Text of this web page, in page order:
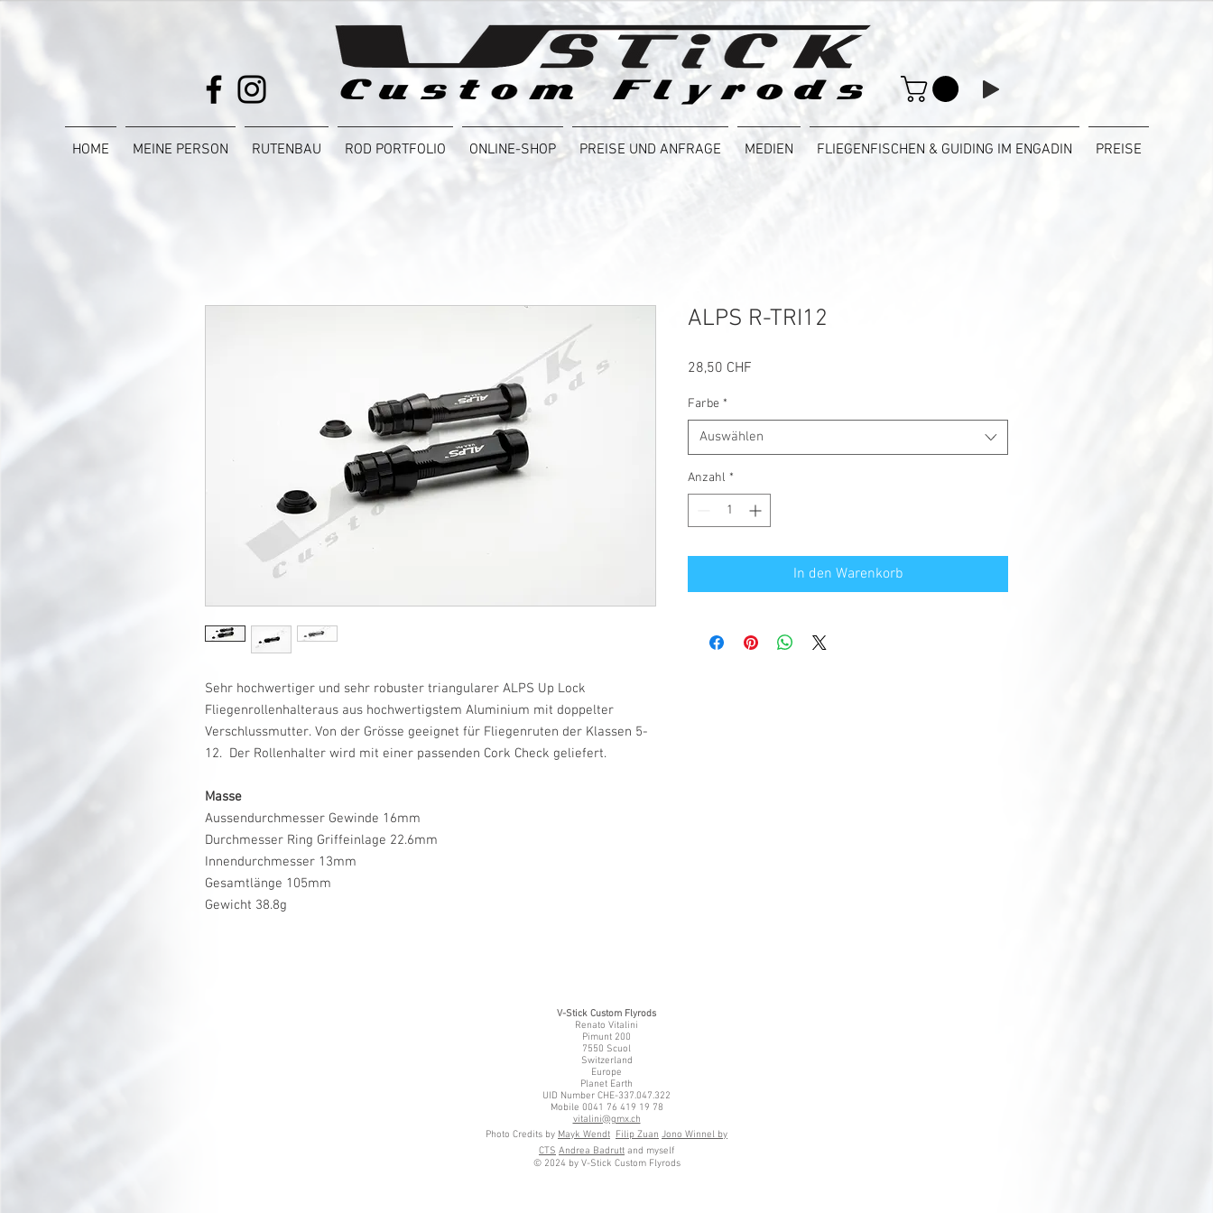
HOME MEINE PERSON RUTENBAU ROD PORTFOLIO ONLINE-SHOP PREISE UND ANFRAGE MEDIEN FLIEGENFISCHEN & GUIDING IM ENGADIN PREISE
Sehr hochwertiger und sehr robuster triangularer ALPS Up Lock
Fliegenrollenhalteraus aus hochwertigstem Aluminium mit doppelter
Verschlussmutter. Von der Grösse geeignet für Fliegenruten der Klassen 5-
12. Der Rollenhalter wird mit einer passenden Cork Check geliefert.
Masse
Aussendurchmesser Gewinde 16mm
Durchmesser Ring Griffeinlage 22.6mm
Innendurchmesser 13mm
Gesamtlänge 105mm
Gewicht 38.8g
ALPS R-TRI12
28,50 CHF
Farbe *
Auswählen
Anzahl *
In den Warenkorb
V-Stick Custom Flyrods
Renato Vitalini
Pimunt 200
7550 Scuol
Switzerland
Europe
Planet Earth
UID Number CHE-337.047.322
Mobile 0041 76 419 19 78
vitalini@gmx.ch
Photo Credits by Mayk Wendt Filip Zuan Jono Winnel by
CTS Andrea Badrutt and myself
© 2024 by V-Stick Custom Flyrods